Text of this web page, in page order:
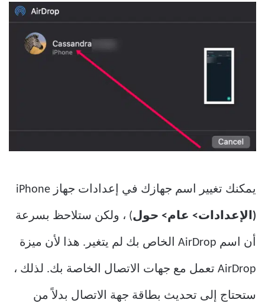
يمكنك تغيير اسم جهازك في إعدادات جهاز iPhone
(الإعدادات> عام> حول) ، ولكن ستلاحظ بسرعة
أن اسم AirDrop الخاص بك لم يتغير. هذا لأن ميزة
AirDrop تعمل مع جهات الاتصال الخاصة بك. لذلك ،
ستحتاج إلى تحديث بطاقة جهة الاتصال بدلاً من